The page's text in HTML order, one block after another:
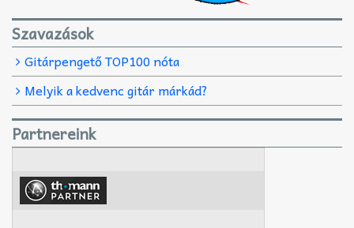
Szavazások
Gitárpengető TOP100 nóta
Melyik a kedvenc gitár márkád?
Partnereink